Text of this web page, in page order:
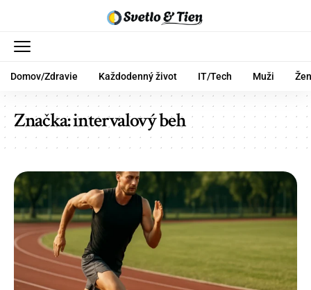
Domov/Zdravie Každodenný život IT/Tech Muži
Značka:intervalový beh